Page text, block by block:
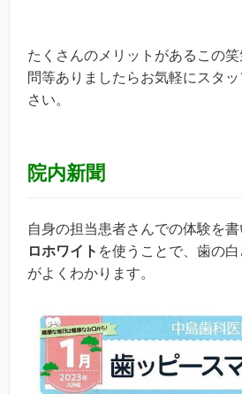
たくさんのメリットがあるこの
問等ありましたらお気軽にスタ
さい。
院内新聞
自身の担当患者さんでの体験を書
ロホワイト を使うことで、歯の
がよくわかります。